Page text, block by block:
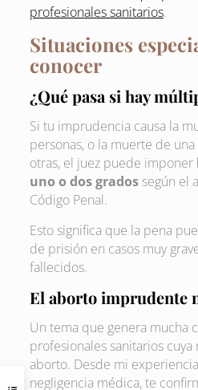
profesionales sanitarios.
Situaciones
conocer
¿Qué pasa si hay
Si tu imprudencia causa la
personas, o la muerte de
otras, el juez puede imponer
uno o dos gradossegún el
Código Penal.
Esto significa que la pena
de prisión en casos muy
fallecidos.
El aborto imprudente
Un tema que genera mucha
profesionales sanitarios
aborto. Desde mi
negligencia médica, te